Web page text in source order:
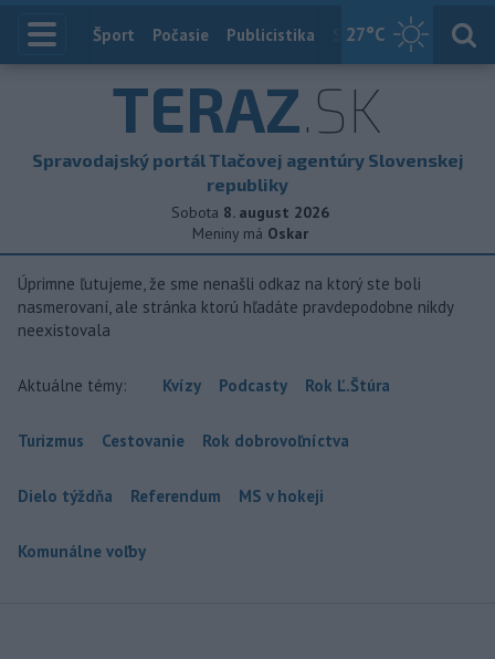
27°C
Index
Šport Počasie Publicistika Slovensko
TERAZ.SK
Spravodajský portál Tlačovej agentúry Slovenskej
republiky
Sobota 8. august 2026
Meniny má Oskar
Úprimne ľutujeme, že sme nenašli odkaz na ktorý ste boli
nasmerovaní, ale stránka ktorú hľadáte pravdepodobne nikdy
neexistovala
Aktuálne témy: Kvízy Podcasty Rok Ľ.Štúra
Turizmus Cestovanie Rok dobrovoľníctva
Dielo týždňa Referendum MS v hokeji
Komunálne voľby